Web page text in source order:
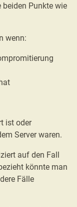
Punkte wie
wenn:
ist oder
Server waren.
auf den Fall
könnte man
Fälle